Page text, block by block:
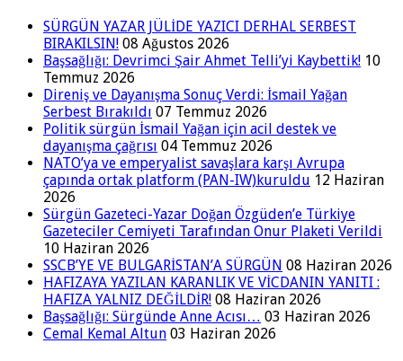
SÜRGÜN YAZAR JÜLİDE YAZICI DERHAL SERBEST
BIRAKILSIN! 08 Ağustos 2026
Başsağlığı: Devrimci Şair Ahmet Telli’yi Kaybettik! 10
Temmuz 2026
Direniş ve Dayanışma Sonuç Verdi: İsmail Yağan
Serbest Bırakıldı 07 Temmuz 2026
Politik sürgün İsmail Yağan için acil destek ve
dayanışma çağrısı 04 Temmuz 2026
NATO’ya ve emperyalist savaşlara karşı Avrupa
çapında ortak platform (PAN-IW)kuruldu 12 Haziran
2026
Sürgün Gazeteci-Yazar Doğan Özgüden’e Türkiye
Gazeteciler Cemiyeti Tarafından Onur Plaketi Verildi
10 Haziran 2026
SSCB’YE VE BULGARİSTAN’A SÜRGÜN 08 Haziran 2026
HAFIZAYA YAZILAN KARANLIK VE VİCDANIN YANITI :
HAFIZA YALNIZ DEĞİLDİR! 08 Haziran 2026
Başsağlığı: Sürgünde Anne Acısı… 03 Haziran 2026
Cemal Kemal Altun 03 Haziran 2026